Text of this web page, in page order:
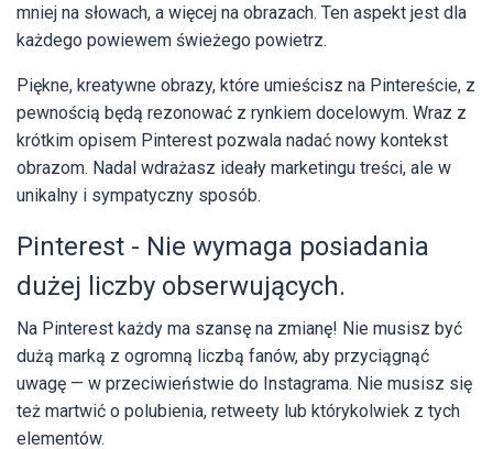
mniej na słowach, a więcej na obrazach. Ten aspekt jest dla
każdego powiewem świeżego powietrz.
Piękne, kreatywne obrazy, które umieścisz na Pintereście, z
pewnością będą rezonować z rynkiem docelowym. Wraz z
krótkim opisem Pinterest pozwala nadać nowy kontekst
obrazom. Nadal wdrażasz ideały marketingu treści, ale w
unikalny i sympatyczny sposób.
Pinterest - Nie wymaga posiadania
dużej liczby obserwujących.
Na Pinterest każdy ma szansę na zmianę! Nie musisz być
dużą marką z ogromną liczbą fanów, aby przyciągnąć
uwagę — w przeciwieństwie do Instagrama. Nie musisz się
też martwić o polubienia, retweety lub którykolwiek z tych
elementów.